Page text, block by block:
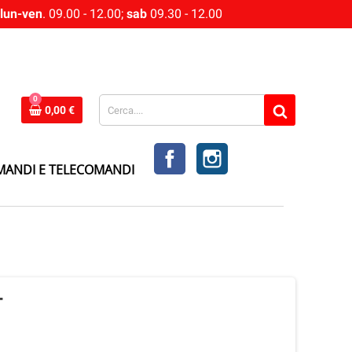
lun-ven. 09.00 - 12.00; sab 09.30 - 12.00
0
0,00 €
E TELECOMANDI
FACEBOOKINSTAGRAM